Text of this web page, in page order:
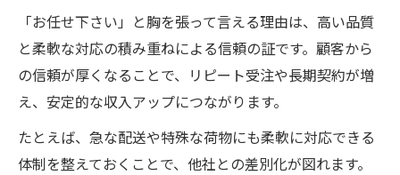
「お任せ下さい」と胸を張って言える理由は、高い品質
と柔軟な対応の積み重ねによる信頼の証です。顧客から
の信頼が厚くなることで、リピート受注や長期契約が増
え、安定的な収入アップにつながります。
たとえば、急な配送や特殊な荷物にも柔軟に対応できる
体制を整えておくことで、他社との差別化が図れます。